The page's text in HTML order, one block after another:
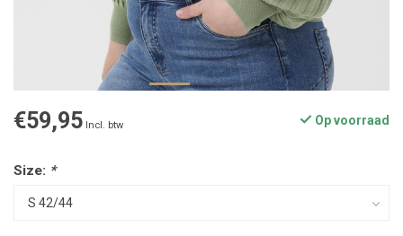
€59,95 Incl. btw Op voorraad
Size: *